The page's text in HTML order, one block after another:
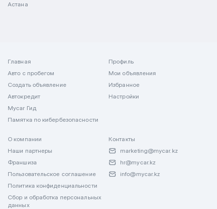
Астана
Главная
Авто с пробегом
Создать объявление
Автокредит
Mycar Гид
Памятка по кибербезопасности
Профиль
Мои объявления
Избранное
Настройки
О компании
Наши партнеры
Франшиза
Пользовательское соглашение
Политика конфиденциальности
Сбор и обработка персональных
данных
Контакты
marketing@mycar.kz
hr@mycar.kz
info@mycar.kz